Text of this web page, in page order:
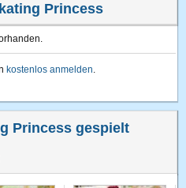
Princess
kostenlos anmelden.
Princess gespielt